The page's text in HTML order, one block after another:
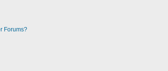
Forums?